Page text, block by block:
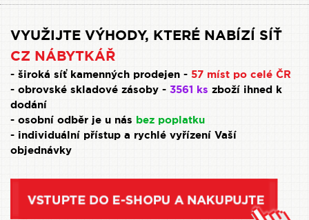
VYUŽIJTE VÝHODY, KTERÉ NABÍZÍ SÍŤ
CZ NÁBYTKÁŘ
- široká síť kamenných prodejen - 57 míst po celé ČR
- obrovské skladové zásoby - 3561 ks zboží ihned k
dodání
- osobní odběr je u nás bez poplatku
- individuální přístup a rychlé vyřízení Vaší
objednávky